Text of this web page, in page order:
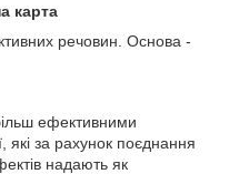
карта
речовин. Основа -
ефективними
які за рахунок поєднання
надають як